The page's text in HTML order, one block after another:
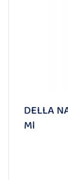
DELLA
Ml